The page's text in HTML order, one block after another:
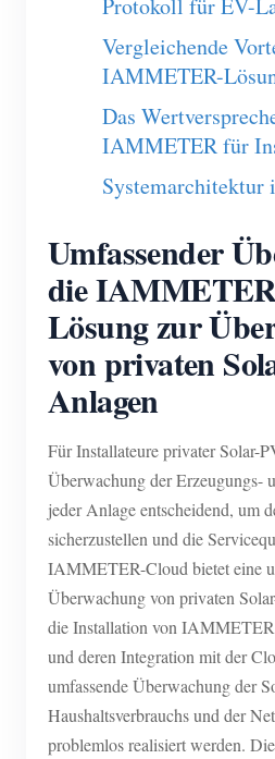
Nachrichten
Blog
Forum
App Store
PV-Ranking
Protokoll für EV-
Vergleichende
IAMMETER-
Das
IAMMETER für
Umfassender
die
Lösung zur
von privaten
Anlagen
Für Installateure privater Solar-
Überwachung der Erzeugungs-
jeder Anlage entscheidend, um
sicherzustellen und die
IAMMETER-Cloud bietet eine
Überwachung von privaten
die Installation von
und deren Integration mit der
umfassende Überwachung der
Haushaltsverbrauchs und der
problemlos realisiert werden.